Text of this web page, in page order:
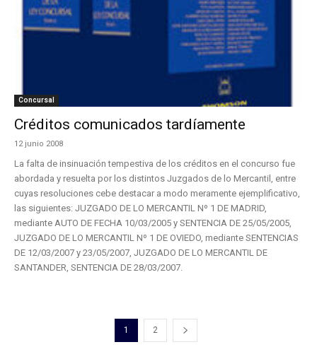
Concursal
Créditos comunicados tardíamente
12 junio 2008
La falta de insinuación tempestiva de los créditos en el concurso fue
abordada y resuelta por los distintos Juzgados de lo Mercantil, entre
cuyas resoluciones cebe destacar a modo meramente ejemplificativo,
las siguientes: JUZGADO DE LO MERCANTIL Nº 1 DE MADRID,
mediante AUTO DE FECHA 10/03/2005 y SENTENCIA DE 25/05/2005,
JUZGADO DE LO MERCANTIL Nº 1 DE OVIEDO, mediante SENTENCIAS
DE 12/03/2007 y 23/05/2007, JUZGADO DE LO MERCANTIL DE
SANTANDER, SENTENCIA DE 28/03/2007.
1 2